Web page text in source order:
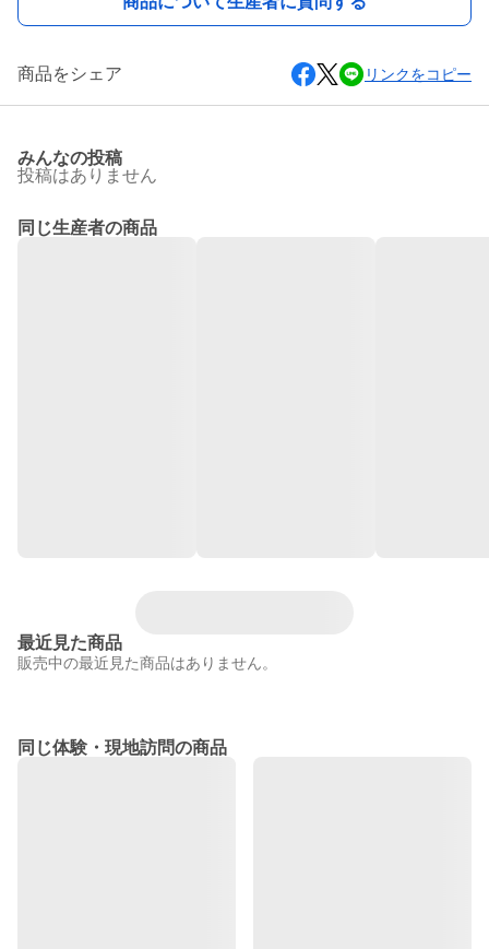
商品をシェア リンクをコピー
みんなの投稿
投稿はありません
同じ生産者の商品
最近見た商品
販売中の最近見た商品はありません。
同じ体験・現地訪問の商品